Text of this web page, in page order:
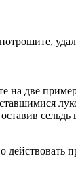
на две
сельдь